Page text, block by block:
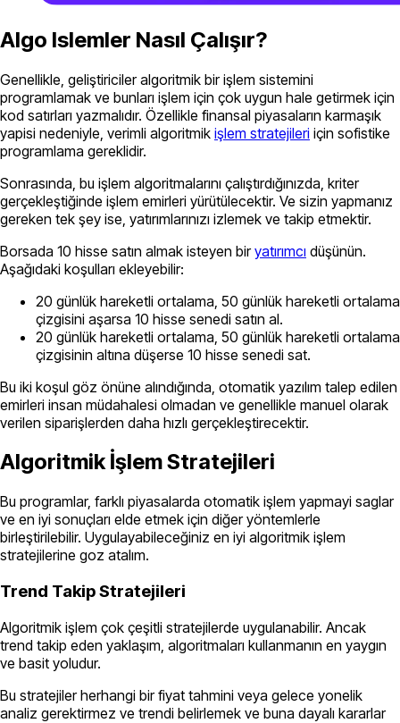
Algo Islemler Nasıl Çalışır?
Genellikle, geliştiriciler algoritmik bir işlem sistemini
programlamak ve bunları işlem için çok uygun hale getirmek için
kod satırları yazmalıdır. Özellikle finansal piyasaların karmaşık
yapisi nedeniyle, verimli algoritmik işlem stratejileri için sofistike
programlama gereklidir.
Sonrasında, bu işlem algoritmalarını çalıştırdığınızda, kriter
gerçekleştiğinde işlem emirleri yürütülecektir. Ve sizin yapmanız
gereken tek şey ise, yatırımlarınızı izlemek ve takip etmektir.
Borsada 10 hisse satın almak isteyen biryatırımcı düşünün.
Aşağıdaki koşulları ekleyebilir:
20 günlük hareketli ortalama, 50 günlük hareketli ortalama
çizgisini aşarsa 10 hisse senedi satın al.
20 günlük hareketli ortalama, 50 günlük hareketli ortalama
çizgisinin altına düşerse 10 hisse senedi sat.
Bu iki koşul göz önüne alındığında, otomatik yazılım talep edilen
emirleri insan müdahalesi olmadan ve genellikle manuel olarak
verilen siparişlerden daha hızlı gerçekleştirecektir.
Algoritmik İşlem Stratejileri
Bu programlar, farklı piyasalarda otomatik işlem yapmayi saglar
ve en iyi sonuçları elde etmek için diğer yöntemlerle
birleştirilebilir. Uygulayabileceğiniz en iyi algoritmik işlem
stratejilerine goz atalım.
Trend Takip Stratejileri
Algoritmik işlem çok çeşitli stratejilerde uygulanabilir. Ancak
trend takip eden yaklaşım, algoritmaları kullanmanın en yaygın
ve basit yoludur.
Bu stratejiler herhangi bir fiyat tahmini veya gelece yonelik
analiz gerektirmez ve trendi belirlemek ve buna dayalı kararlar